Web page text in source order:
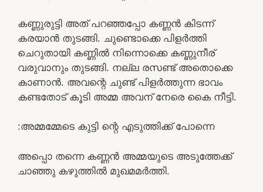
കണ്ണുരുട്ടി അത് പറഞ്ഞപ്പോ കണ്ണൻ കിടന്ന്
കരയാൻ തുടങ്ങി. ചുണ്ടൊക്കെ പിളർത്തി
ചെറുതായി കണ്ണിൽ നിന്നൊക്കെ കണ്ണുനീര്
വരുവാനും തുടങ്ങി. നല്ല രസണ്ട് അതൊക്കെ
കാണാൻ. അവന്റെ ചുണ്ട് പിളർത്തുന്ന ഭാവം
കണ്ടതോട് കൂടി അമ്മ അവന് നേരെ കൈ നീട്ടി.
:അമ്മമ്മേടെ കുട്ടി ന്റെ എടുത്തിക്ക് പോന്നെ
അപ്പൊ തന്നെ കണ്ണൻ അമ്മയുടെ അടുത്തേക്ക്
ചാഞ്ഞു കഴുത്തിൽ മുഖമമർത്തി.